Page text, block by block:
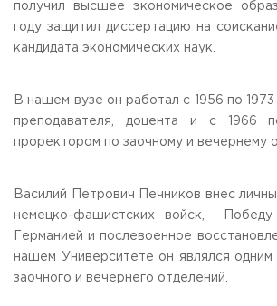
получил высшее экономическое
году защитил диссертацию на
кандидата экономических наук.
В нашем вузе он работал с 1956 по
преподавателя, доцента и с 1966
проректором по заочному и вечернему
Василий Петрович Печников внес
немецко-фашистских войск,
Германией и послевоенное
нашем Университете он являлся одним
заочного и вечернего отделений.